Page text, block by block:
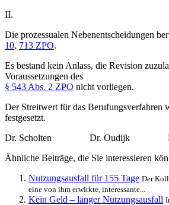
II.
Die prozessualen Nebenentscheidungen
10, 713 ZPO.
Es bestand kein Anlass, die Revision
Voraussetzungen des
§ 543 Abs. 2 ZPO nicht vorliegen.
Der Streitwert für das Berufungsverfahren
festgesetzt.
Dr. Scholten Dr. Oudijk
Ähnliche Beiträge, die Sie interessieren
Nutzungsausfall für 155 Tage Der
eine von ihm erwirkte, interessante...
Kein Geld – länger Nutzungsausfall